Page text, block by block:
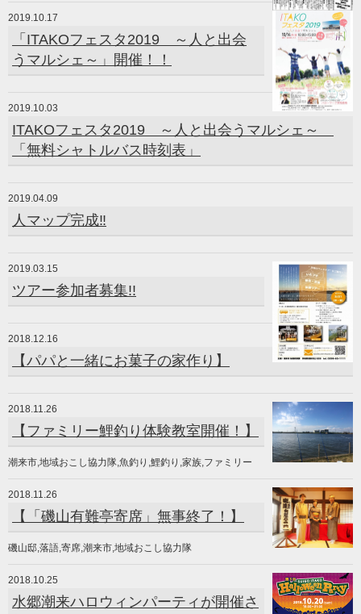
2019.10.17
「ITAKOフェスタ2019 ～人と出会
うマルシェ～」開催！！
2019.10.03
ITAKOフェスタ2019 ～人と出会うマルシェ～
「無料シャトルバス時刻表」
2019.04.09
人マップ完成‼
2019.03.15
ツアー参加者募集!!
2018.12.16
【パパと一緒にお菓子の家作り】
2018.11.26
【ファミリー鯉釣り体験教室開催！】
潮来市,地域おこし協力隊,魚釣り,鯉釣り,家族,ファミリー
2018.11.26
【「磯山有難亭寄席」無事終了！】
磯山邸,落語,寄席,潮来市,地域おこし協力隊
2018.10.25
水郷潮来ハロウィンパーティが開催さ